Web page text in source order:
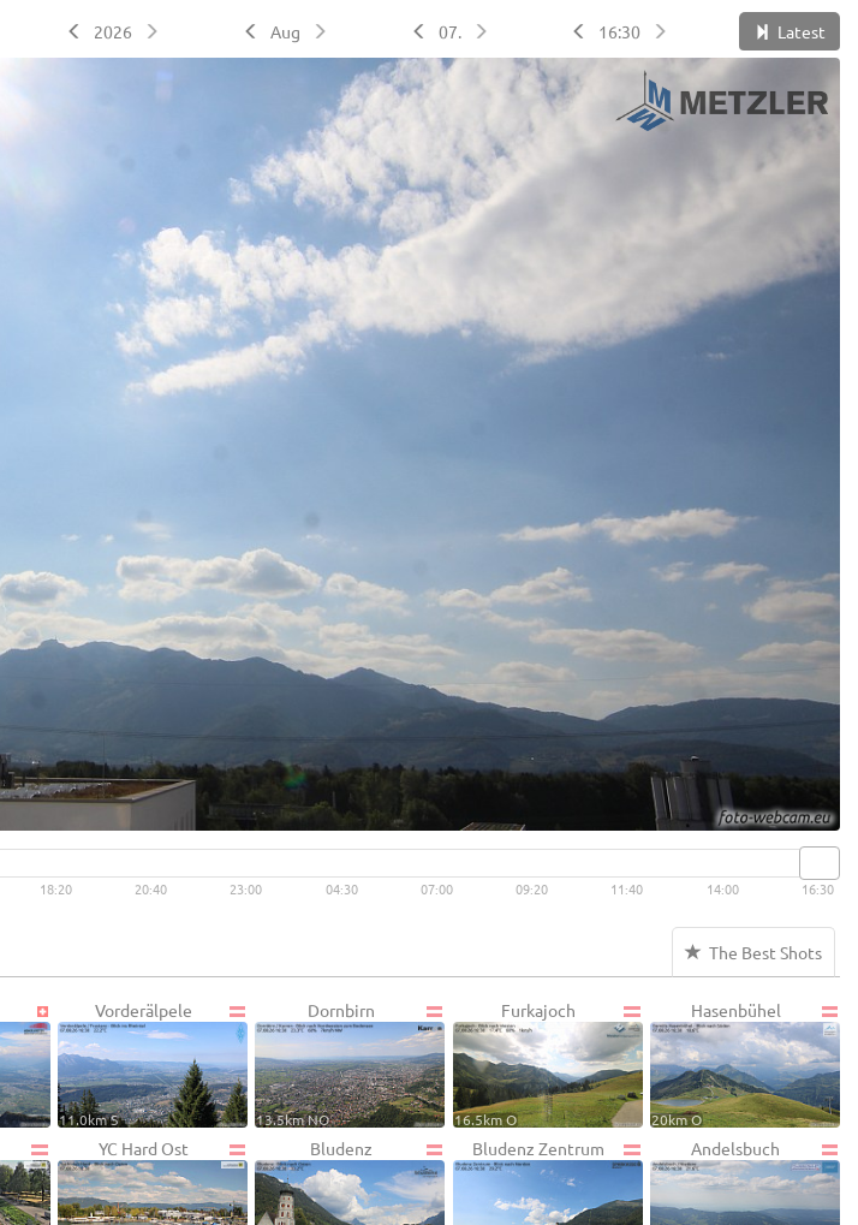
2026 Aug 07. 16:30 Latest
Live video available → View
18:20 20:40 23:00 04:30 07:00 09:20 11:40 14:00 16:30
The Best Shots
Vorderälpele
11.0km S
Dornbirn
13.5km NO
Furkajoch
16.5km O
Hasenbühel
20km O
YC Hard Ost Bludenz Bludenz Zentrum Andelsbuch